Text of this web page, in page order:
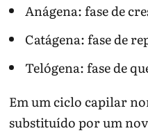
Anágena: fase de
Catágena: fase de
Telógena: fase de
Em um ciclo capilar
substituído por um